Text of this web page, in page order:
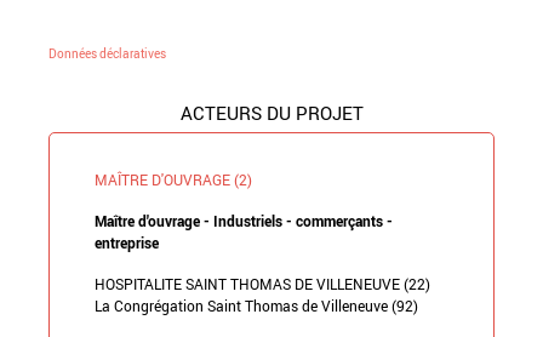
Données déclaratives
ACTEURS DU PROJET
MAÎTRE D'OUVRAGE (2)
Maître d'ouvrage - Industriels - commerçants -
entreprise
HOSPITALITE SAINT THOMAS DE VILLENEUVE (22)
La Congrégation Saint Thomas de Villeneuve (92)